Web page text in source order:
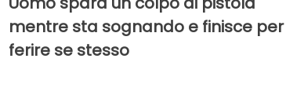
mentre sta sognando e finisce per
ferire se stesso